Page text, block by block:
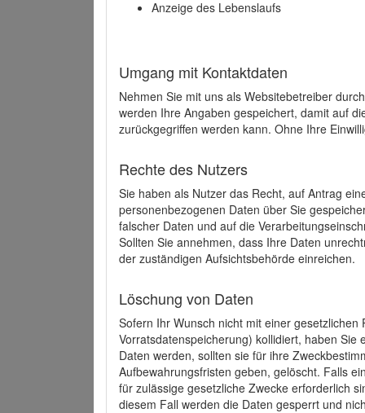
Anzeige des Lebenslaufs
Umgang mit Kontaktdaten
Nehmen Sie mit uns als Websitebetreiber
werden Ihre Angaben gespeichert, damit auf
zurückgegriffen werden kann. Ohne Ihre
Rechte des Nutzers
Sie haben als Nutzer das Recht, auf Antrag
personenbezogenen Daten über Sie
falscher Daten und auf die
Sollten Sie annehmen, dass Ihre Daten
der zuständigen Aufsichtsbehörde einreichen.
Löschung von Daten
Sofern Ihr Wunsch nicht mit einer
Vorratsdatenspeicherung) kollidiert, haben
Daten werden, sollten sie für ihre
Aufbewahrungsfristen geben, gelöscht. Falls
für zulässige gesetzliche Zwecke erforderlich
diesem Fall werden die Daten gesperrt und